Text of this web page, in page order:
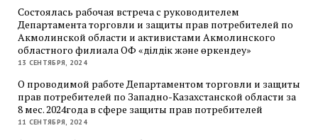
Состоялась рабочая встреча с руководителем
Департамента торговли и защиты прав потребителей по
Акмолинской области и активистами Акмолинского
областного филиала ОФ «Әділдік және өркендеу»
13 СЕНТЯБРЯ, 2024
О проводимой работе Департаментом торговли и защиты
прав потребителей по Западно-Казахстанской области за
8 мес. 2024года в сфере защиты прав потребителей
11 СЕНТЯБРЯ, 2024